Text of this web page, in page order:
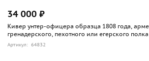
34 000 ₽
Кивер унтер-офицера образца 1808 года,
гренадерского, пехотного или егерского
Артикул: 64832